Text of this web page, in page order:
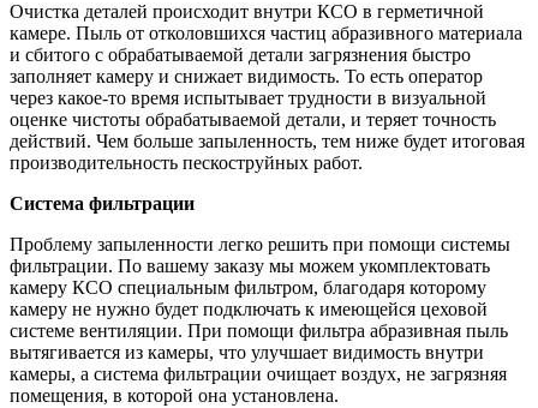
Очистка деталей происходит внутри КСО в герметичной
камере. Пыль от отколовшихся частиц абразивного материала
и сбитого с обрабатываемой детали загрязнения быстро
заполняет камеру и снижает видимость. То есть оператор
через какое-то время испытывает трудности в визуальной
оценке чистоты обрабатываемой детали, и теряет точность
действий. Чем больше запыленность, тем ниже будет итоговая
производительность пескоструйных работ.
Система фильтрации
Проблему запыленности легко решить при помощи системы
фильтрации. По вашему заказу мы можем укомплектовать
камеру КСО специальным фильтром, благодаря которому
камеру не нужно будет подключать к имеющейся цеховой
системе вентиляции. При помощи фильтра абразивная пыль
вытягивается из камеры, что улучшает видимость внутри
камеры, а система фильтрации очищает воздух, не загрязняя
помещения, в которой она установлена.